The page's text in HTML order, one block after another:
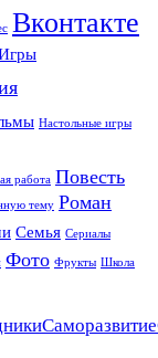
Вконтакте
Настольные игры
работа Повесть
тему Роман
Семья Сериалы
Фото Фрукты Школа
Саморазвитие